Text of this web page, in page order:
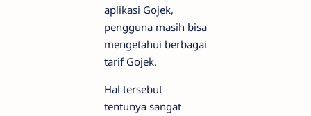
aplikasi Gojek,
pengguna masih bisa
mengetahui berbagai
tarif Gojek.
Hal tersebut
tentunya sangat